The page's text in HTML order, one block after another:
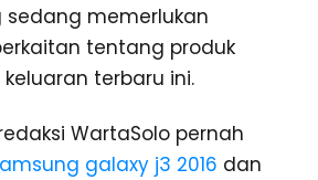
memerlukan
tentang produk
terbaru ini.
WartaSolo pernah
galaxy j3 2016 dan